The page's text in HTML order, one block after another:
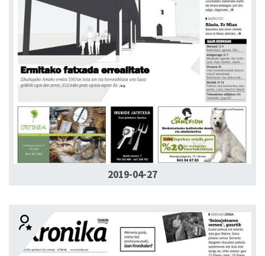
2019-04-27